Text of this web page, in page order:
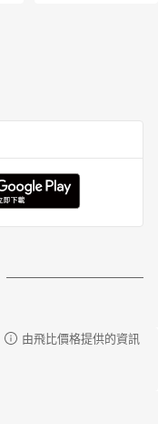
由飛比價格提供的資訊